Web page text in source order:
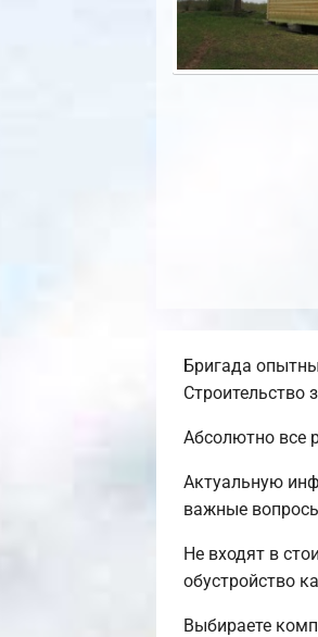
Бригада
Строительство
Абсолютно все
Актуальную
важные
Не входят в
обустройство
Выбираете